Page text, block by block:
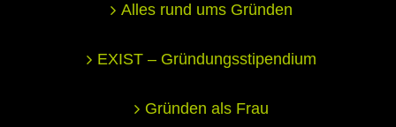
Alles rund ums Gründen
EXIST – Gründungsstipendium
Gründen als Frau